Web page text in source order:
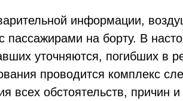
информации,
пассажирами на борту. В
уточняются, погибших в
проводится комплекс
всех обстоятельств, причин